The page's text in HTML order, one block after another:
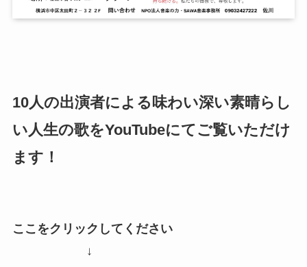
10人の出演者による味わい深い素晴らし
い人生の歌をYouTubeにてご覧いただけ
ます！
ここをクリックしてください
↓